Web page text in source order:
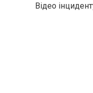
Відео